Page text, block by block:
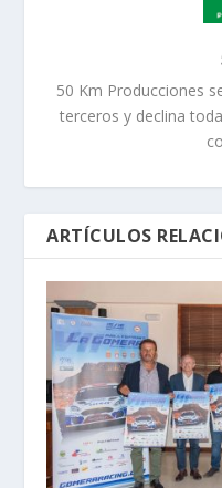
50 Km Producciones
terceros y declina
ARTÍCULOS